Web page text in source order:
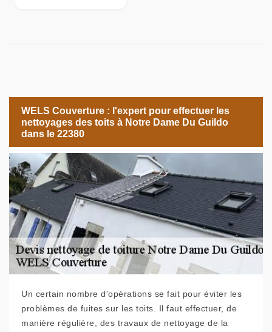
WELS Couverture : l'expert pour effectuer les
nettoyages des toits à Notre Dame Du Guildo
dans le 22380
Un certain nombre d'opérations se fait pour éviter les
problèmes de fuites sur les toits. Il faut effectuer, de
manière régulière, des travaux de nettoyage de la